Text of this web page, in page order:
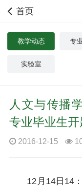
首页
教学动态 专
实验室
人文与传播
专业毕业生
2016-12-15
12月14日14